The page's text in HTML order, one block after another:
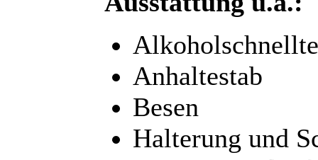
Anhaltestab
Besen
Halterung und